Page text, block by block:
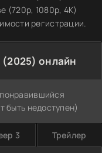
(720p, 1080p, 4K)
регистрации.
онлайн
быть недоступен)
3 Трейлер